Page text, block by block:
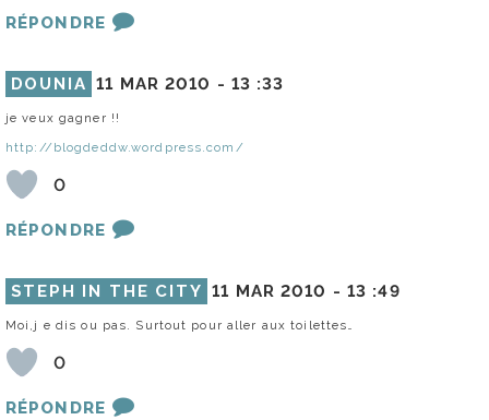
RÉPONDRE
DOUNIA 11 MAR 2010 - 13 :33
je veux gagner !!
http://blogdeddw.wordpress.com/
0
RÉPONDRE
STEPH IN THE CITY 11 MAR 2010 - 13 :49
Moi,j e dis ou pas. Surtout pour aller aux toilettes…
0
RÉPONDRE